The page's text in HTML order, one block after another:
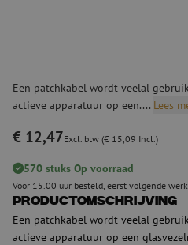
Een patchkabel wordt veelal
actieve apparatuur op een.... Lees
€ 12,47Excl. btw (€ 15,09 Incl.)
570 stuks Op voorraad
Voor 15.00 uur besteld, eerst volgende
Productomschrijving
Een patchkabel wordt veelal
actieve apparatuur op een